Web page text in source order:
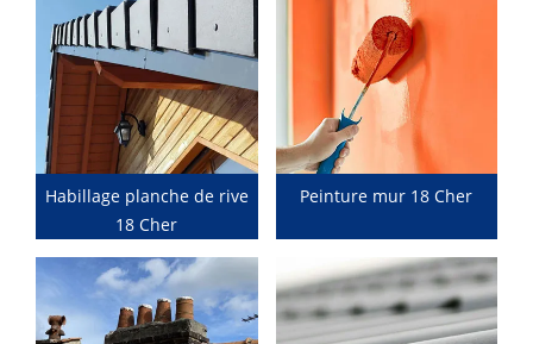
Habillage planche de rive
18 Cher
Peinture mur 18 Cher